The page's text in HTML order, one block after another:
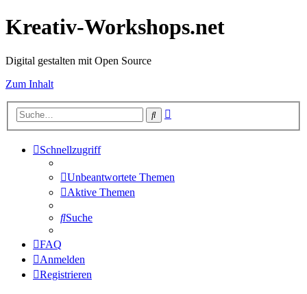
Kreativ-Workshops.net
Digital gestalten mit Open Source
Zum Inhalt
Suche
Schnellzugriff
Unbeantwortete Themen
Aktive Themen
Suche
FAQ
Anmelden
Registrieren